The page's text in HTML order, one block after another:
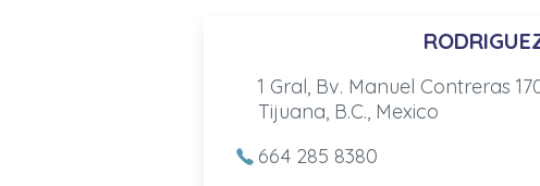
1 Gral, Bv. Manuel Contreras
Tijuana, B.C., Mexico
664 285 8380